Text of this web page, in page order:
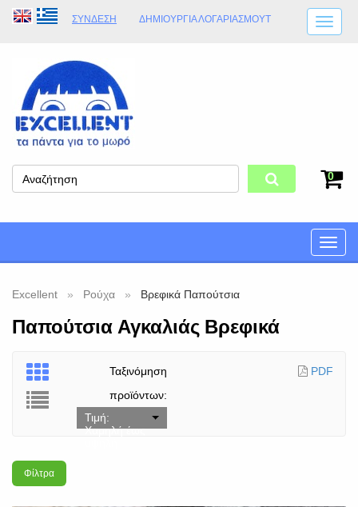
ΣΎΝΔΕΣΗ ΔΗΜΙΟΥΡΓΊΑ ΛΟΓΑΡΙΑΣΜΟΎT
ΩΡΆΡΙΟ ΚΑΤΑΣΤΉΜΑΤΟΣ
ΦΥΣΙΚΌ ΚΑΤΆΣΤΗΜΑ
0
Toggle
Excellent Ρούχα Βρεφικά Παπούτσια
Παπούτσια Αγκαλιάς Βρεφικά
Ταξινόμηση
προϊόντων:
Τιμή:
Χαμηλή έως
Φίλτρα
PDF